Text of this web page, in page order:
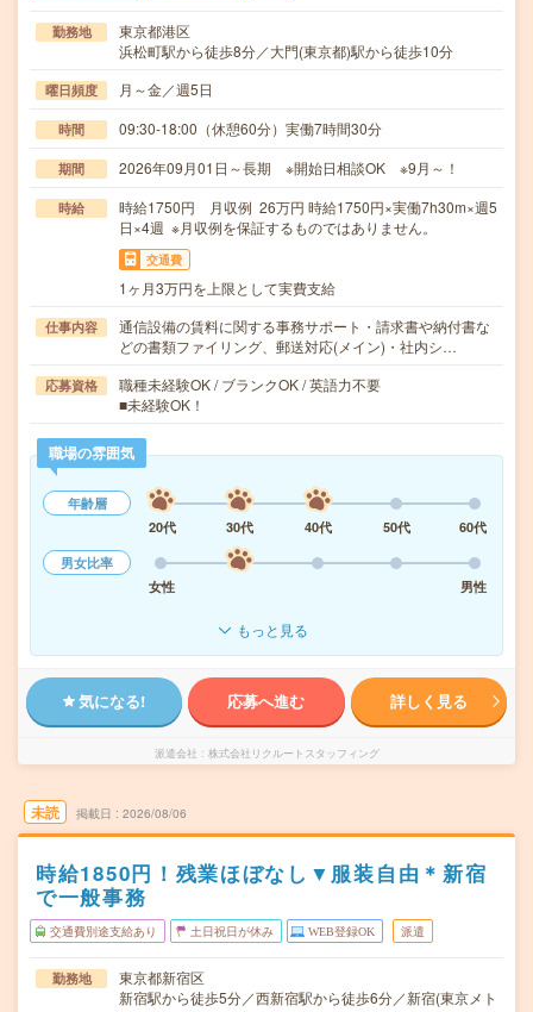
勤務地
東京都港区
浜松町駅から徒歩8分／大門(東京都)駅から徒歩10分
曜日頻度 月～金／週5日
時間 09:30-18:00（休憩60分）実働7時間30分
期間 2026年09月01日～長期 ※開始日相談OK ※9月～！
時給
時給1750円 月収例 26万円 時給1750円×実働7h30m×週5
日×4週 ※月収例を保証するものではありません。
交通費
1ヶ月3万円を上限として実費支給
仕事内容
通信設備の賃料に関する事務サポート・請求書や納付書な
どの書類ファイリング、郵送対応(メイン)・社内シ…
応募資格
職種未経験OK / ブランクOK / 英語力不要
■未経験OK！
職場の雰囲気
年齢層
20代
30代 40代 50代
60代
男女比率
女性
男性
もっと見る
気になる! 応募へ進む 詳しく見る
派遣会社 株式会社リクルートスタッフィング
未読 掲載日 2026/08/06
時給1850円！残業ほぼなし▼服装自由＊新宿
で一般事務
交通費別途支給あり 土日祝日が休み WEB登録OK 派遣
勤務地
東京都新宿区
新宿駅から徒歩5分／西新宿駅から徒歩6分／新宿(東京メト